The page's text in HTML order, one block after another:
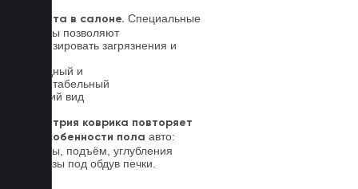
Чистота в салоне. Специальные
выступы позволяют
локализировать загрязнения и
Солидный и
презентабельный
внешний вид
Геометрия коврика повторяет
все особенности пола авто:
выступы, подъём, углубления
и вырезы под обдув печки.